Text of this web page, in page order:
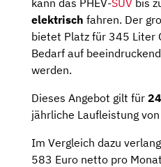
elektrisch fahren. Der
bietet Platz für 345 Liter
Bedarf auf
werden.
Dieses Angebot gilt für
jährliche Laufleistung von
Im Vergleich dazu
583 Euro netto pro